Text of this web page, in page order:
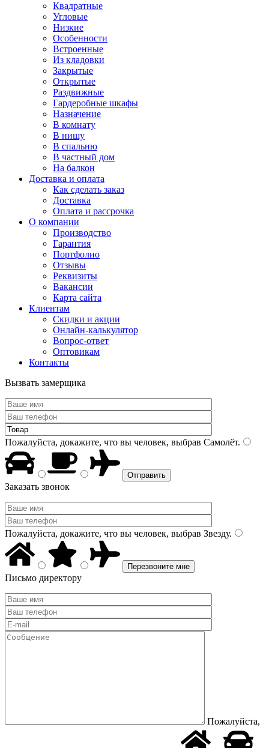
Квадратные
Угловые
Низкие
Особенности
Встроенные
Из кладовки
Закрытые
Открытые
Раздвижные
Гардеробные шкафы
Назначение
В комнату
В нишу
В спальню
В частный дом
На балкон
Доставка и оплата
Как сделать заказ
Доставка
Оплата и рассрочка
О компании
Производство
Гарантия
Портфолио
Отзывы
Реквизиты
Вакансии
Карта сайта
Клиентам
Скидки и акции
Онлайн-калькулятор
Вопрос-ответ
Оптовикам
Контакты
Вызвать замерщика
Пожалуйста, докажите, что вы человек, выбрав Самолёт.
Заказать звонок
Пожалуйста, докажите, что вы человек, выбрав Звезду.
Письмо директору
Пожалуйста,